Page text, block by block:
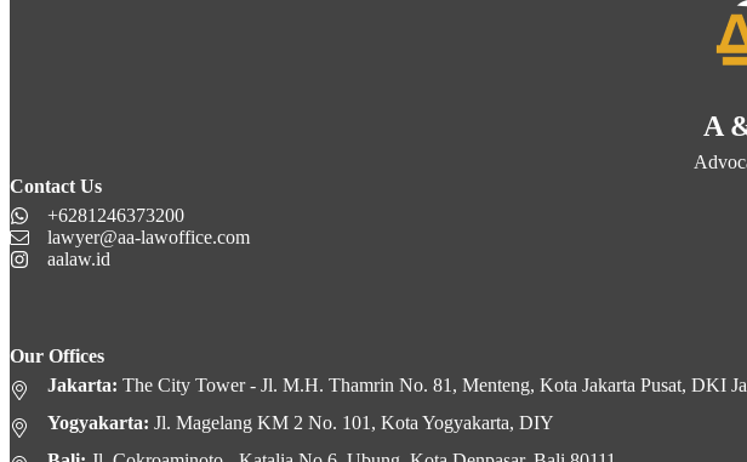
A
Contact Us
+6281246373200
lawyer@aa-lawoffice.com
aalaw.id
Our Offices
Jakarta: The City Tower - Jl. M.H. Thamrin No. 81, Menteng, Kota Jakarta Pusat, DKI
Yogyakarta: Jl. Magelang KM 2 No. 101, Kota Yogyakarta, DIY